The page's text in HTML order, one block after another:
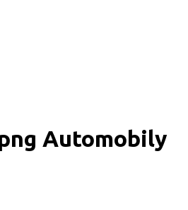
Automobily